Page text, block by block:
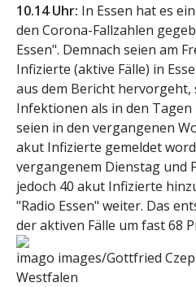
10.14 Uhr: In Essen hat es
den Corona-Fallzahlen
Essen". Demnach seien am
Infizierte (aktive Fälle) in
aus dem Bericht hervorgeht,
Infektionen als in den Tagen
seien in den vergangenen
akut Infizierte gemeldet
vergangenem Dienstag und
jedoch 40 akut Infizierte
"Radio Essen" weiter. Das
der aktiven Fälle um fast 68
imago images/Gottfried
Westfalen